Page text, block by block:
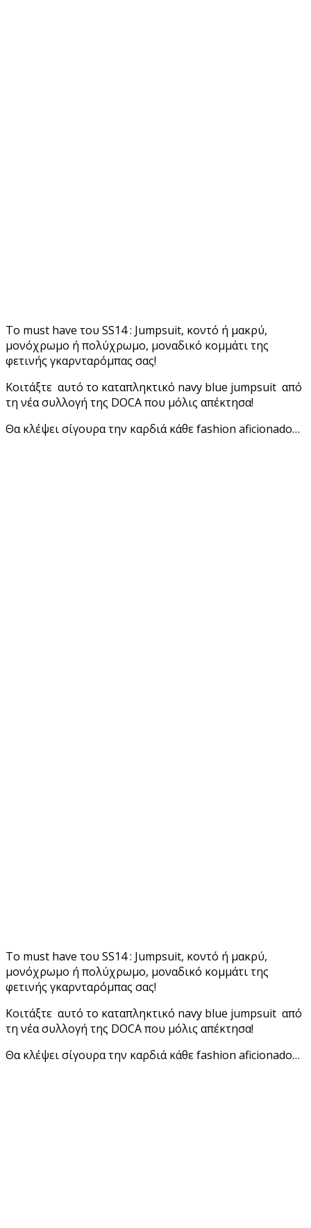
Το must have του SS14 : Jumpsuit, κοντό ή μακρύ,
μονόχρωμο ή πολύχρωμο, μοναδικό κομμάτι της
φετινής γκαρνταρόμπας σας!
Κοιτάξτε αυτό το καταπληκτικό navy blue jumpsuit από
τη νέα συλλογή της DOCA που μόλις απέκτησα!
Θα κλέψει σίγουρα την καρδιά κάθε fashion aficionado…
Το must have του SS14 : Jumpsuit, κοντό ή μακρύ,
μονόχρωμο ή πολύχρωμο, μοναδικό κομμάτι της
φετινής γκαρνταρόμπας σας!
Κοιτάξτε αυτό το καταπληκτικό navy blue jumpsuit από
τη νέα συλλογή της DOCA που μόλις απέκτησα!
Θα κλέψει σίγουρα την καρδιά κάθε fashion aficionado…